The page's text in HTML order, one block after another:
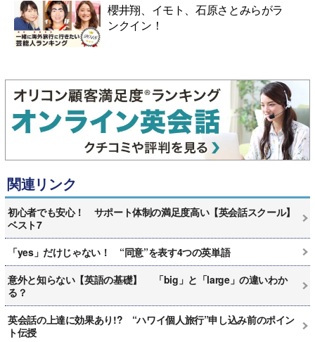
櫻井翔、イモト、石原さとみらがラ
ンクイン！
関連リンク
初心者でも安心！ サポート体制の満足度高い【英会話スクール】
ベスト7
「yes」だけじゃない！ “同意”を表す4つの英単語
意外と知らない【英語の基礎】 「big」と「large」の違いわか
る？
英会話の上達に効果あり!? “ハワイ個人旅行”申し込み前のポイン
ト伝授